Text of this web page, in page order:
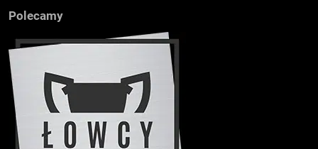
Polecamy